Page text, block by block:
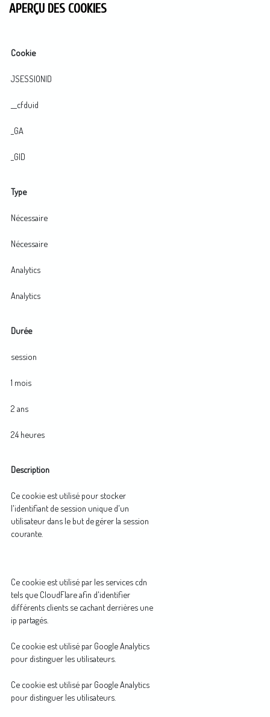
APERÇU DES COOKIES
Cookie
JSESSIONID
__cfduid
_GA
_GID
Type
Nécessaire
Nécessaire
Analytics
Analytics
Durée
session
1 mois
2 ans
24 heures
Description
Ce cookie est utilisé pour stocker
l'identifiant de session unique d'un
utilisateur dans le but de gérer la session
courante.
Ce cookie est utilisé par les services cdn
tels que CloudFlare afin d'identifier
différents clients se cachant derrières une
ip partagés.
Ce cookie est utilisé par Google Analytics
pour distinguer les utilisateurs.
Ce cookie est utilisé par Google Analytics
pour distinguer les utilisateurs.